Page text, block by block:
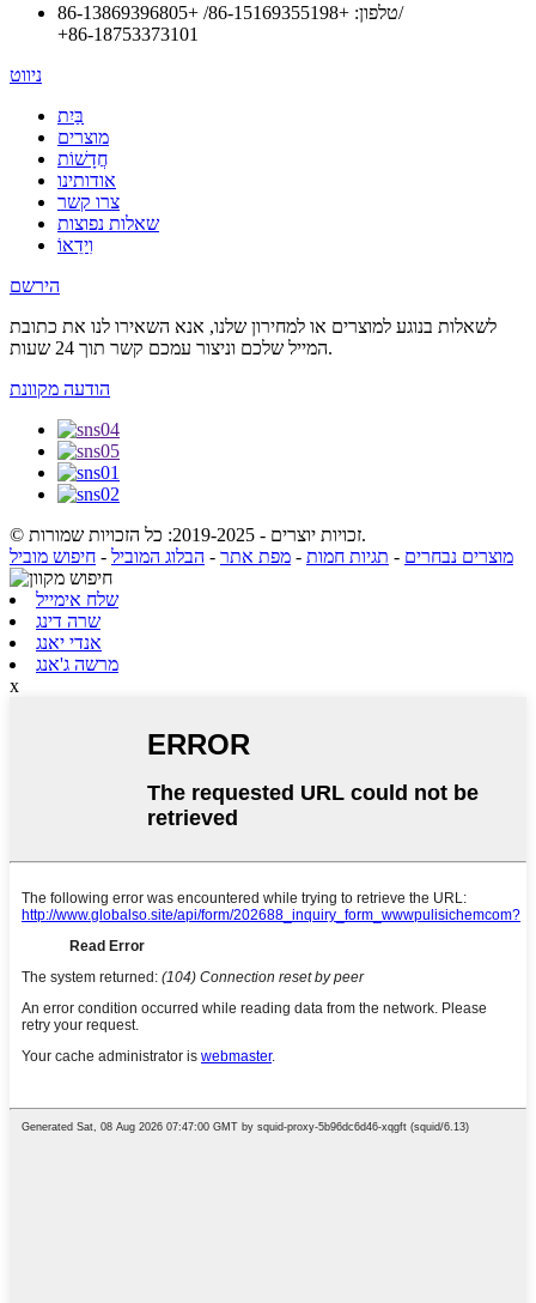
טלפון: +86-15169355198
/
+86-13869396805
/
+86-18753373101
ניווט
בַּיִת
מוצרים
חֲדָשׁוֹת
אודותינו
צרו קשר
שאלות נפוצות
וִידֵאוֹ
הירשם
לשאלות בנוגע למוצרים או למחירון שלנו, אנא השאירו לנו את כתובת
המייל שלכם וניצור עמכם קשר תוך 24 שעות.
הודעה מקוונת
© זכויות יוצרים - 2019-2025: כל הזכויות שמורות.
מוצרים נבחרים - תגיות חמות - מפת אתר - הבלוג המוביל - חיפוש מוביל
שלח אימייל
שרה דינג
אנדי יאנג
מרשה ג'אנג
x